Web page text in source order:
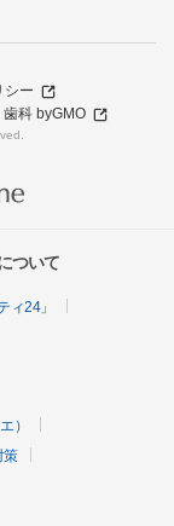
シー
科 byGMO
ついて
ィ24」
）
策